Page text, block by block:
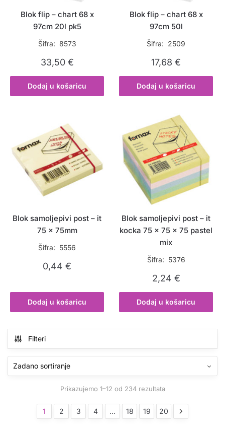
Blok flip – chart 68 x
97cm 20l pk5
Šifra: 8573
33,50 €
Dodaj u košaricu
Blok flip – chart 68 x
97cm 50l
Šifra: 2509
17,68€
Dodaj u košaricu
Blok samoljepivi post – it
75 x 75mm
Šifra: 5556
0,44€
Dodaj u košaricu
Blok samoljepivi post – it
kocka 75 x 75 x 75 pastel
mix
Šifra: 5376
2,24 €
Dodaj u košaricu
Filteri
Prikazujemo 1–12 od 234 rezultata
1 2 3 4 … 18 19 20